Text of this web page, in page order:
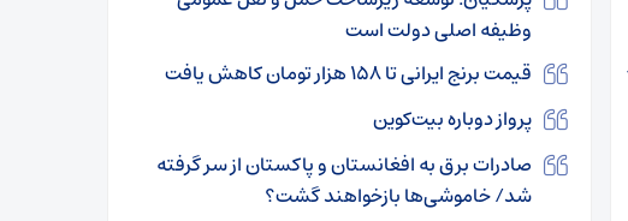
وظیفه اصلی دولت است
قیمت برنج ایرانی تا ۱۵۸ هزار تومان کاهش یافت
پرواز دوباره بیت‌کوین
صادرات برق به افغانستان و پاکستان از سر گرفته
شد/ خاموشی‌ها بازخواهند گشت؟